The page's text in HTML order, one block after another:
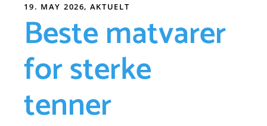
19. MAY 2026 AKTUELT
Beste matvarer
for sterke
tenner